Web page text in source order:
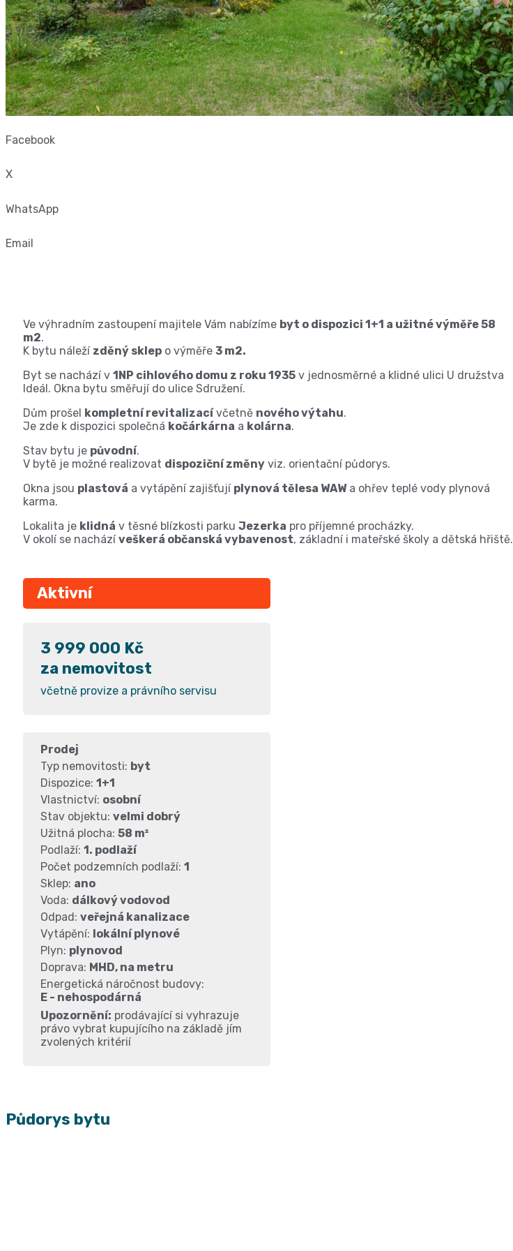
Facebook
X
WhatsApp
Email
Ve výhradním zastoupení majitele Vám nabízíme byt o dispozici 1+1 a užitné výměře 58
m2.
K bytu náleží zděný sklep o výměře 3 m2.
Byt se nachází v 1NP cihlového domu z roku 1935 v jednosměrné a klidné ulici U družstva
Ideál. Okna bytu směřují do ulice Sdružení.
Dům prošel kompletní revitalizacívčetně nového výtahu.
Je zde k dispozici společná kočárkárna a kolárna.
Stav bytu je původní.
V bytě je možné realizovat dispoziční změny viz. orientační půdorys.
Okna jsou plastová a vytápění zajišťují plynová tělesa WAWa ohřev teplé vody plynová
karma.
Lokalita je klidná v těsné blízkosti parku Jezerka pro příjemné procházky.
V okolí se nacházíveškerá občanská vybavenost, základní i mateřské školy a dětská hřiště.
Aktivní
3 999 000 Kč
za nemovitost
včetně provize a právního servisu
Prodej
Typ nemovitosti: byt
Dispozice: 1+1
Vlastnictví: osobní
Stav objektu: velmi dobrý
Užitná plocha: 58 m²
Podlaží: 1. podlaží
Počet podzemních podlaží: 1
Sklep: ano
Voda: dálkový vodovod
Odpad: veřejná kanalizace
Vytápění: lokální plynové
Plyn: plynovod
Doprava: MHD, na metru
Energetická náročnost budovy:
E - nehospodárná
Upozornění: prodávající si vyhrazuje
právo vybrat kupujícího na základě jím
zvolených kritérií
Půdorys bytu